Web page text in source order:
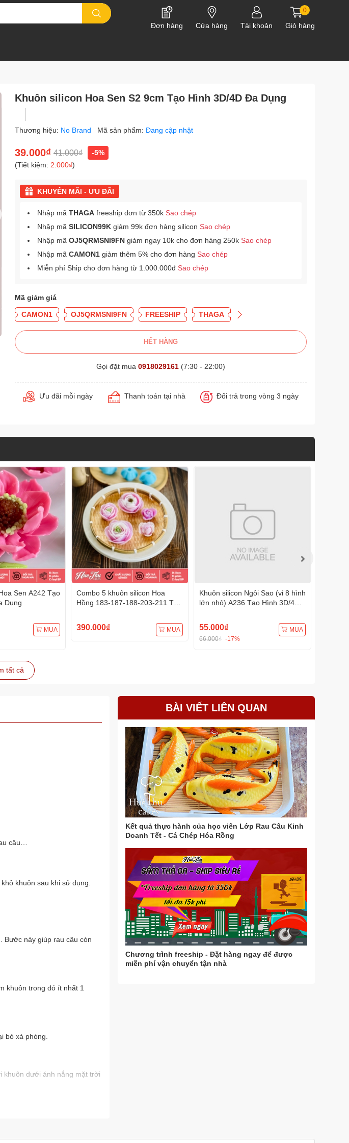
Đơn hàng Cửa hàng Tài khoản
0
Giỏ hàng
Khuôn silicon Hoa Sen S2 9cm Tạo Hình 3D/4D Đa Dụng
Thương hiệu: No Brand Mã sản phẩm: Đang cập nhật
39.000₫ 41.000₫
-5%
(Tiết kiệm: 2.000₫)
KHUYẾN MÃI - ƯU ĐÃI
Nhập mã THAGA freeship đơn từ 350k Sao chép
Nhập mã SILICON99K giảm 99k đơn hàng silicon Sao chép
Nhập mã OJ5QRMSNI9FN giảm ngay 10k cho đơn hàng 250k Sao chép
Nhập mã CAMON1 giảm thêm 5% cho đơn hàng Sao chép
Miễn phí Ship cho đơn hàng từ 1.000.000đ Sao chép
Mã giảm giá
CAMON1 OJ5QRMSNI9FN FREESHIP THAGA
HẾT HÀNG
Gọi đặt mua 0918029161 (7:30 - 22:00)
Ưu đãi mỗi ngày Thanh toán tại nhà Đổi trả trong vòng 3 ngày
Sen A242 Tạo
Dụng
MUA
Combo 5 khuôn silicon Hoa
Hồng 183-187-188-203-211 Tạo
390.000₫ MUA
Khuôn silicon Ngôi Sao (vỉ 8 hình
lớn nhỏ) A236 Tạo Hình 3D/4D
55.000₫
66.000₫ -17%
MUA
tất cả
câu…
khuôn sau khi sử dụng.
Bước này giúp rau câu còn
khuôn trong đó ít nhất 1
bỏ xà phòng.
khuôn dưới ánh nắng mặt trời
BÀI VIẾT LIÊN QUAN
Kết quả thực hành của học viên Lớp Rau Câu Kinh
Doanh Tết - Cá Chép Hóa Rồng
Chương trình freeship - Đặt hàng ngay để được
miễn phí vận chuyển tận nhà